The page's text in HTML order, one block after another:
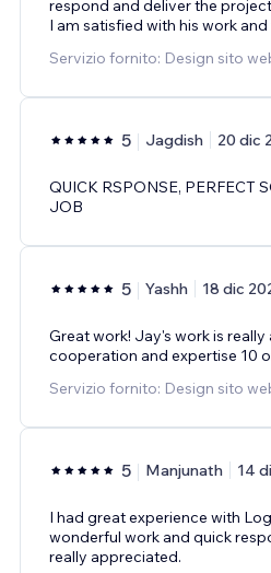
respond and deliver the
I am satisfied with his work
Servizio fornito: Design sito
5 Jagdish 20 dic
QUICK RSPONSE, PERFECT
JOB
5 Yashh 18 dic
Great work! Jay's work is really
cooperation and expertise 10
Servizio fornito: Design sito
5 Manjunath 14
I had great experience with
wonderful work and quick
really appreciated.